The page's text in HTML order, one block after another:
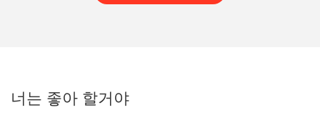
너는 좋아 할거야